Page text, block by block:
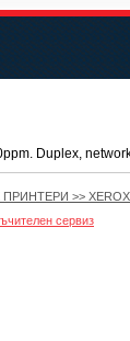
Duplex,
ПРИНТЕРИ >>
сервиз